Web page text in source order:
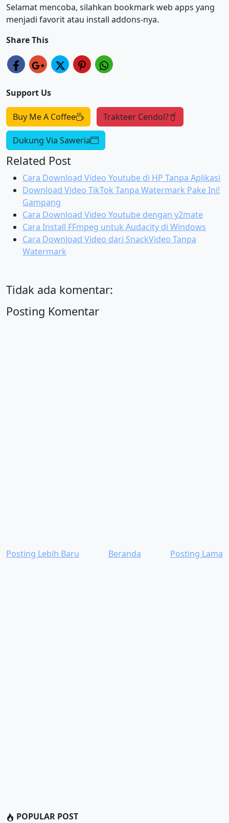
Selamat mencoba, silahkan bookmark web apps yang
menjadi favorit atau install addons-nya.
Share This
Support Us
Buy Me A Coffee Trakteer Cendol?
Dukung Via Saweria
Related Post
Cara Download Video Youtube di HP Tanpa Aplikasi
Download Video TikTok Tanpa Watermark Pake Ini!
Gampang
Cara Download Video Youtube dengan y2mate
Cara Install FFmpeg untuk Audacity di Windows
Cara Download Video dari SnackVideo Tanpa
Watermark
Tidak ada komentar:
Posting Komentar
Posting Lebih Baru Posting Lama
Beranda
POPULAR POST